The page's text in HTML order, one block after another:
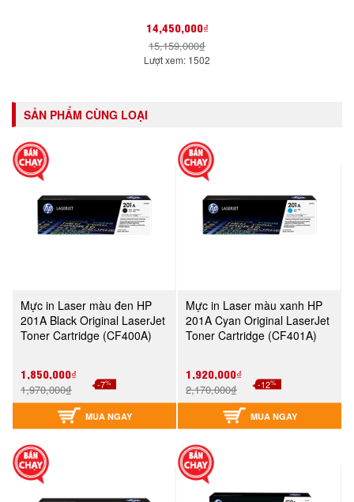
14,450,000₫
15,159,000₫
Lượt xem: 1502
SẢN PHẨM CÙNG LOẠI
Mực in Laser màu đen HP
201A Black Original LaserJet
Toner Cartridge (CF400A)
1,850,000₫
1,970,000₫ -7%
MUA NGAY
Mực in Laser màu xanh HP
201A Cyan Original LaserJet
Toner Cartridge (CF401A)
1,920,000₫
2,170,000₫ -12%
MUA NGAY